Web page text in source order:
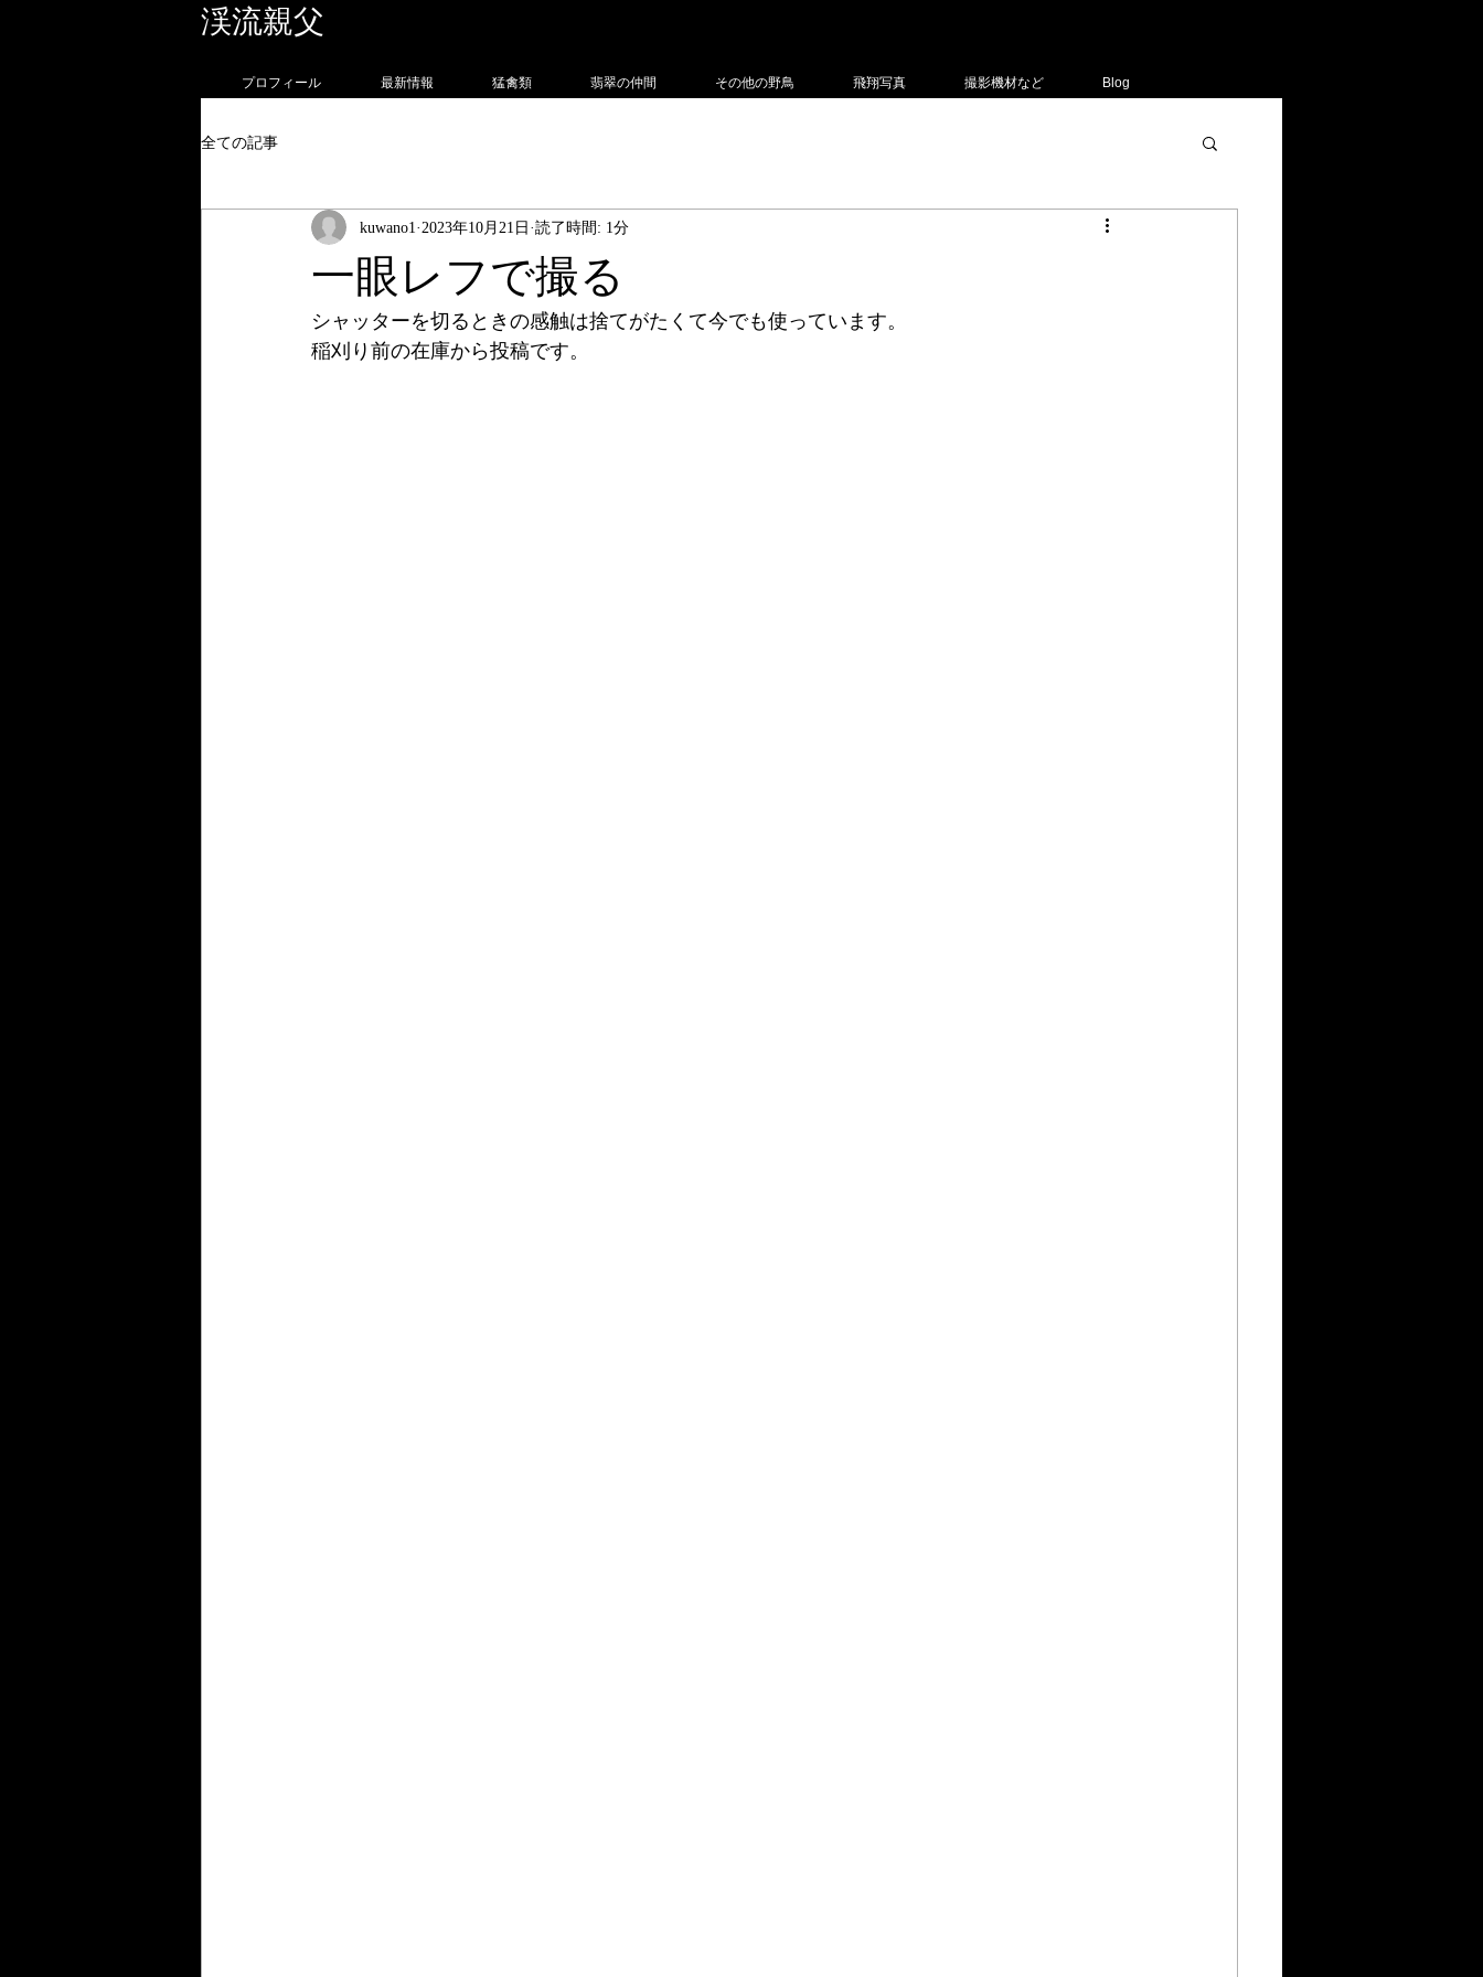
渓流親父
プロフィール 最新情報 猛禽類 翡翠の仲間 その他の野鳥 飛翔写真 撮影機材など Blog
全ての記事
一眼レフで撮る
kuwano1 2023年10月21日 読了時間: 1分
シャッターを切るときの感触は捨てがたくて今でも使っています。
稲刈り前の在庫から投稿です。